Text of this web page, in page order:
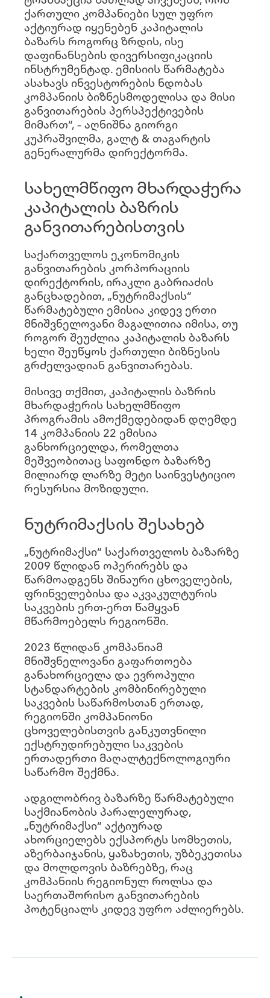
ქართული კომპანიები სულ უფრო
აქტიურად იყენებენ კაპიტალის
ბაზარს როგორც ზრდის, ისე
დაფინანსების დივერსიფიკაციის
ინსტრუმენტად. ემისიის წარმატება
ასახავს ინვესტორების ნდობას
კომპანიის ბიზნესმოდელისა და მისი
განვითარების პერსპექტივების
მიმართ“, – აღნიშნა გიორგი
კუპრაშვილმა, გალტ & თაგარტის
გენერალურმა დირექტორმა.
სახელმწიფო მხარდაჭერა
კაპიტალის ბაზრის
განვითარებისთვის
საქართველოს ეკონომიკის
განვითარების კორპორაციის
დირექტორის, ირაკლი გაბრიაძის
განცხადებით, „ნუტრიმაქსის“
წარმატებული ემისია კიდევ ერთი
მნიშვნელოვანი მაგალითია იმისა, თუ
როგორ შეუძლია კაპიტალის ბაზარს
ხელი შეუწყოს ქართული ბიზნესის
გრძელვადიან განვითარებას.
მისივე თქმით, კაპიტალის ბაზრის
მხარდაჭერის სახელმწიფო
პროგრამის ამოქმედებიდან დღემდე
14 კომპანიის 22 ემისია
განხორციელდა, რომელთა
მეშვეობითაც საფონდო ბაზარზე
მილიარდ ლარზე მეტი საინვესტიციო
რესურსია მოზიდული.
ნუტრიმაქსის შესახებ
„ნუტრიმაქსი“ საქართველოს ბაზარზე
2009 წლიდან ოპერირებს და
წარმოადგენს შინაური ცხოველების,
ფრინველებისა და აკვაკულტურის
საკვების ერთ-ერთ წამყვან
მწარმოებელს რეგიონში.
2023 წლიდან კომპანიამ
მნიშვნელოვანი გაფართოება
განახორციელა და ევროპული
სტანდარტების კომბინირებული
საკვების საწარმოსთან ერთად,
რეგიონში კომპანიონი
ცხოველებისთვის განკუთვნილი
ექსტრუდირებული საკვების
ერთადერთი მაღალტექნოლოგიური
საწარმო შექმნა.
ადგილობრივ ბაზარზე წარმატებული
საქმიანობის პარალელურად,
„ნუტრიმაქსი“ აქტიურად
ახორციელებს ექსპორტს სომხეთის,
აზერბაიჯანის, ყაზახეთის, უზბეკეთისა
და მოლდოვის ბაზრებზე, რაც
კომპანიის რეგიონულ როლსა და
საერთაშორისო განვითარების
პოტენციალს კიდევ უფრო აძლიერებს.